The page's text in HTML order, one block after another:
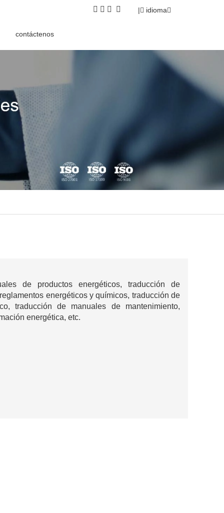
| idioma
contáctenos
de productos energéticos, traducción de
energéticos y químicos, traducción de
traducción de manuales de mantenimiento,
energética, etc.